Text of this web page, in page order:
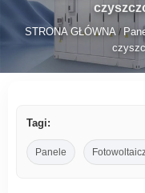
STRONA GŁÓWNA/
Tagi:
Panele